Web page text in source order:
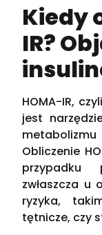
Kiedy
IR?
HOMA-IR,
jest
Obliczenie
przypadku
zwłaszcza u
ryzyka,
tętnicze, czy